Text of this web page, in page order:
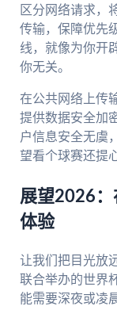
区分网络请求，
传输，保障优先
线，就像为你开
你无关。
在公共网络上传
提供数据安全加
户信息安全无虞
望看个球赛还提
展望2026：
体验
让我们把目光放
联合举办的世界
能需要深夜或凌